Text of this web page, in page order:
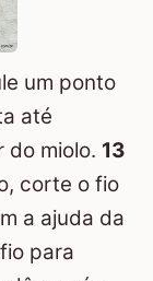
um ponto
até
do miolo. 13
corte o fio
a ajuda da
para